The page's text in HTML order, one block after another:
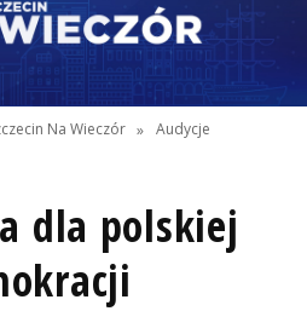
Na Wieczór » Audycje
dla polskiej